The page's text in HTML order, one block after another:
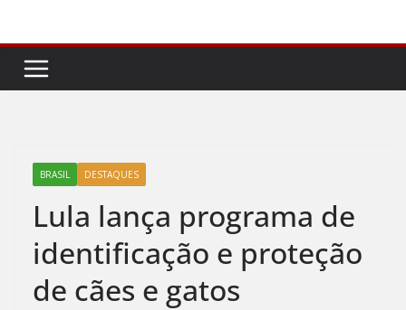
conteúdo
BRASIL DESTAQUES
Lula lança programa de
identificação e proteção
de cães e gatos